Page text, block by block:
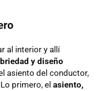
al interior y allí
y diseño
asiento del conductor,
primero, el asiento,